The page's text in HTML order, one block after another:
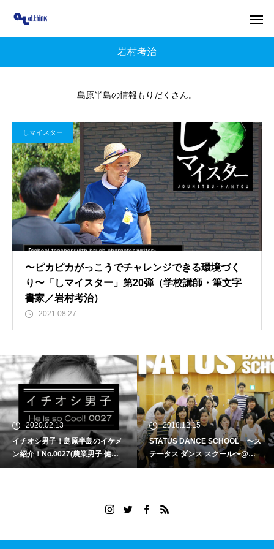
岩村考治
島原半島の情報もりだくさん。
しマイスター
〜ピカピカがっこうでチャレンジできる環境づく
り〜「しマイスター」第20弾（学校講師・筆文字
書家／岩村考治）
2021.08.27
2020.02.13
イチオシ男子！島原半島のイケメ
ン紹介！No.0027(農業男子 健太
さん)
2018.12.15
STATUS DANCE SCHOOL 〜ス
テータス ダンス スクール〜@有
明町